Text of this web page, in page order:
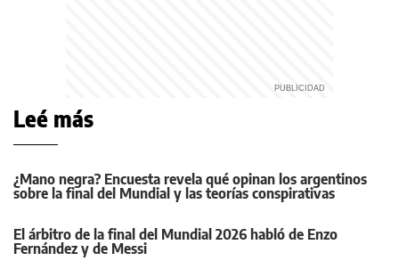
Leé más
¿Mano negra? Encuesta revela qué opinan los argentinos
sobre la final del Mundial y las teorías conspirativas
El árbitro de la final del Mundial 2026 habló de Enzo
Fernández y de Messi